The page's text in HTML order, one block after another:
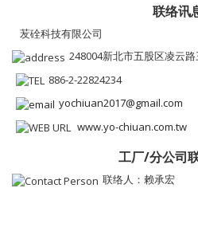
联络讯
苃硂科技有限公司
248004新北市五股区凌云
886-2-22824234
yochiuan2017@gmail.com
www.yo-chiuan.com.tw
工厂/分公司
联络人：赖承宏